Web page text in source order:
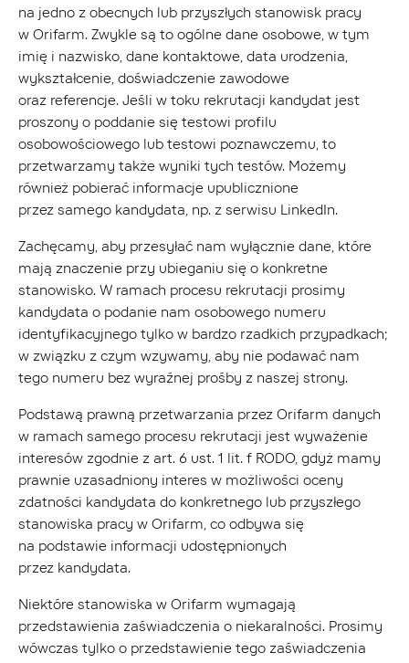
na jedno z obecnych lub przyszłych stanowisk pracy
w Orifarm. Zwykle są to ogólne dane osobowe, w tym
imię i nazwisko, dane kontaktowe, data urodzenia,
wykształcenie, doświadczenie zawodowe
oraz referencje. Jeśli w toku rekrutacji kandydat jest
proszony o poddanie się testowi profilu
osobowościowego lub testowi poznawczemu, to
przetwarzamy także wyniki tych testów. Możemy
również pobierać informacje upublicznione
przez samego kandydata, np. z serwisu LinkedIn.
Zachęcamy, aby przesyłać nam wyłącznie dane, które
mają znaczenie przy ubieganiu się o konkretne
stanowisko. W ramach procesu rekrutacji prosimy
kandydata o podanie nam osobowego numeru
identyfikacyjnego tylko w bardzo rzadkich przypadkach;
w związku z czym wzywamy, aby nie podawać nam
tego numeru bez wyraźnej prośby z naszej strony.
Podstawą prawną przetwarzania przez Orifarm danych
w ramach samego procesu rekrutacji jest wyważenie
interesów zgodnie z art. 6 ust. 1 lit. f RODO, gdyż mamy
prawnie uzasadniony interes w możliwości oceny
zdatności kandydata do konkretnego lub przyszłego
stanowiska pracy w Orifarm, co odbywa się
na podstawie informacji udostępnionych
przez kandydata.
Niektóre stanowiska w Orifarm wymagają
przedstawienia zaświadczenia o niekaralności. Prosimy
wówczas tylko o przedstawienie tego zaświadczenia